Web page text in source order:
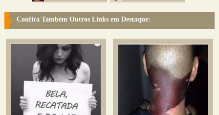
Confira Também Outros Links em Destaque: